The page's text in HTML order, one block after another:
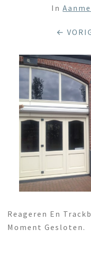
In
←
Reageren En
Moment Gesloten.